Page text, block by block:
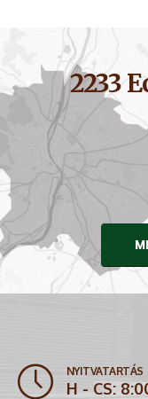
2233
NYITVATARTÁS
H - CS: